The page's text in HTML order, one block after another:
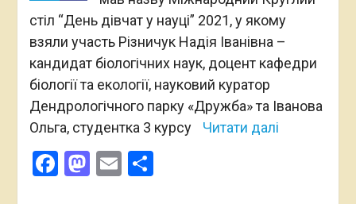
стіл “День дівчат у науці” 2021, у якому
взяли участь Різничук Надія Іванівна –
кандидат біологічних наук, доцент кафедри
біології та екології, науковий куратор
Дендрологічного парку «Дружба» та Іванова
Ольга, студентка 3 курсу
Читати далі
Facebook
Mastodon
EmailПоділитися